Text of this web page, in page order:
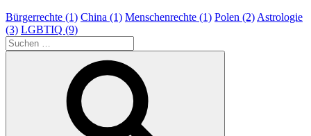
fragil
sind
Bürger*innenrechte?“
Bürgerrechte (1) China (1) Menschenrechte (1) Polen (2) Astrologie
(3) LGBTIQ (9)
Suchen
nach: